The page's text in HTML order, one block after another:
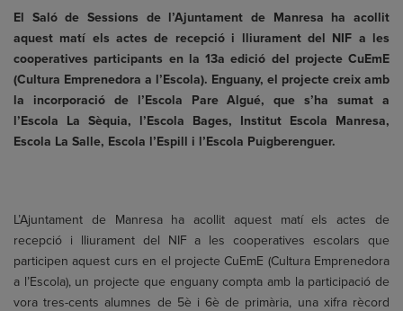
El Saló de Sessions de l’Ajuntament de Manresa ha acollit
aquest matí els actes de recepció i lliurament del NIF a les
cooperatives participants en la 13a edició del projecte CuEmE
(Cultura Emprenedora a l’Escola). Enguany, el projecte creix amb
la incorporació de l’Escola Pare Algué, que s’ha sumat a
l’Escola La Sèquia, l’Escola Bages, Institut Escola Manresa,
Escola La Salle, Escola l’Espill i l’Escola Puigberenguer.
L’Ajuntament de Manresa ha acollit aquest matí els actes de
recepció i lliurament del NIF a les cooperatives escolars que
participen aquest curs en el projecte CuEmE (Cultura Emprenedora
a l’Escola), un projecte que enguany compta amb la participació de
vora tres-cents alumnes de 5è i 6è de primària, una xifra rècord